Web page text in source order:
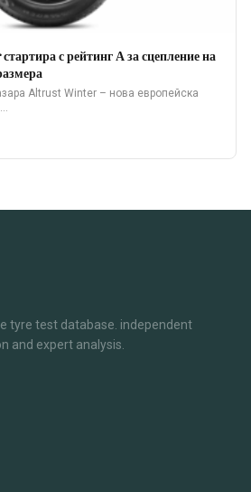
с рейтинг А за сцепление на
Altrust Winter – нова европейска
tyre test database. independent
and expert analysis.